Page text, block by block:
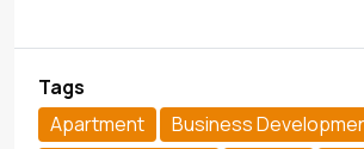
Tags
Apartment
Business